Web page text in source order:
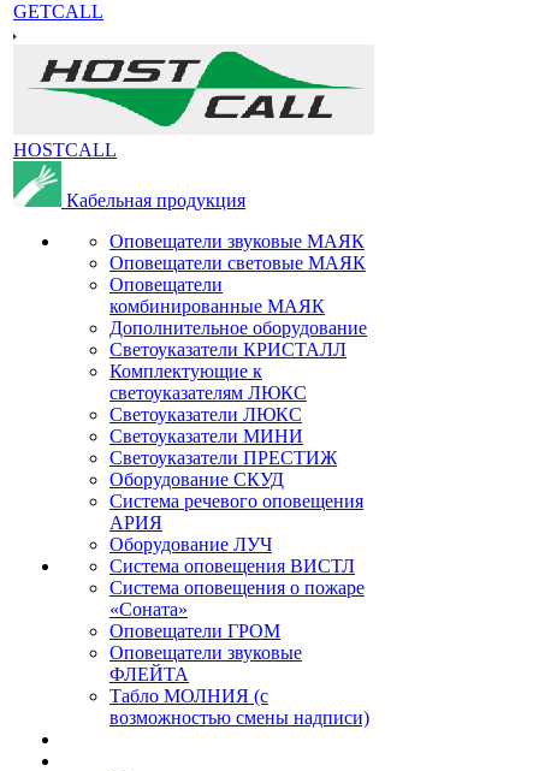
GETCALL
HOSTCALL
Кабельная продукция
Оповещатели звуковые МАЯК
Оповещатели световые МАЯК
Оповещатели
комбинированные МАЯК
Дополнительное оборудование
Светоуказатели КРИСТАЛЛ
Комплектующие к
светоуказателям ЛЮКС
Светоуказатели ЛЮКС
Светоуказатели МИНИ
Светоуказатели ПРЕСТИЖ
Оборудование СКУД
Система речевого оповещения
АРИЯ
Оборудование ЛУЧ
Система оповещения ВИСТЛ
Система оповещения о пожаре
«Соната»
Оповещатели ГРОМ
Оповещатели звуковые
ФЛЕЙТА
Табло МОЛНИЯ (с
возможностью смены надписи)